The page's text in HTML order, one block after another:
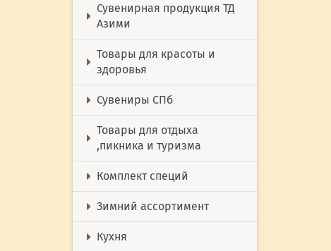
Сувенирная продукция ТД
Азими
Товары для красоты и
здоровья
Сувениры СПб
Товары для отдыха
,пикника и туризма
Комплект специй
Зимний ассортимент
Кухня